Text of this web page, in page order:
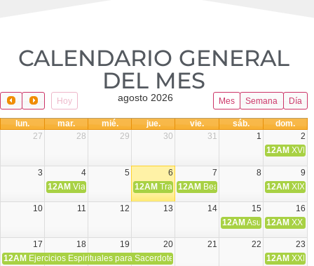
CALENDARIO GENERAL
DEL MES​
Hoy Mes Semana Día
agosto 2026
lun. mar. mié. jue. vie. sáb.
dom.
27
28 29 30 31 1
2
12AM XVIII
3 4 5 6 7 8
9
12AM Viaje Diocesano a Japón.
12AM Transfiguración del Señor
12AM Beatos Cruz Laplana,
12AM XIX
10 11 12 13 14 15
16
12AM Asunción de la
12AM XX
17 18 19 20 21 22
23
12AM Ejercicios Espirituales para Sacerdotes. Priego. 12AM XXI